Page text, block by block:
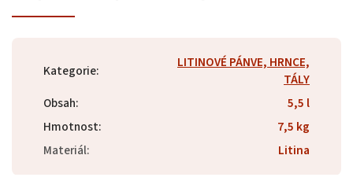
Kategorie:
LITINOVÉ PÁNVE, HRNCE,
TÁLY
Obsah:
5,5 l
Hmotnost:
7,5 kg
Materiál: Litina